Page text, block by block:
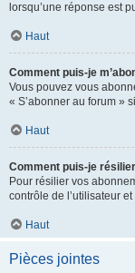
lorsqu’une réponse est
Haut
Comment puis-je
Vous pouvez vous
« S’abonner au forum »
Haut
Comment puis-je
Pour résilier vos
contrôle de l’utilisateur
Haut
Pièces jointes